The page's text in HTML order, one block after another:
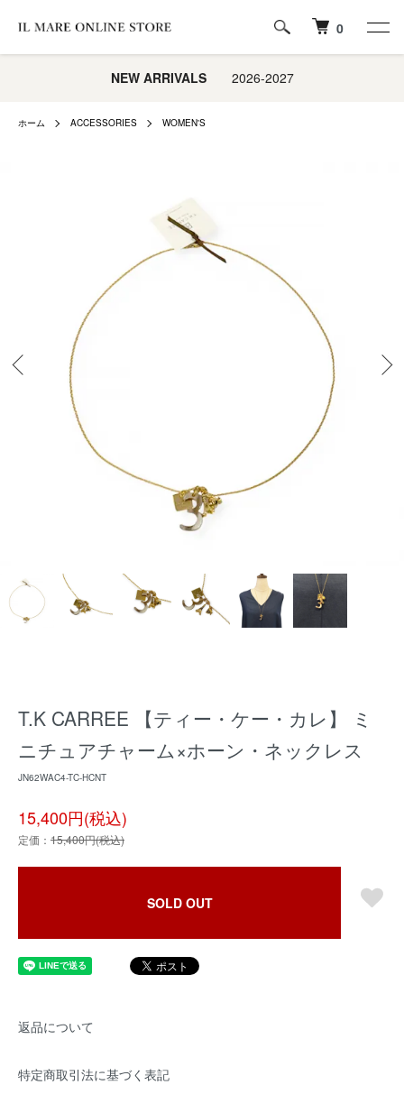
0
NEW ARRIVALS2026-2027
ホーム ACCESSORIES WOMEN'S
T.K CARREE 【ティー・ケー・カレ】 ミ
ニチュアチャーム×ホーン・ネックレス
JN62WAC4-TC-HCNT
15,400円(税込)
定価： 15,400円(税込)
SOLD OUT
返品について
特定商取引法に基づく表記